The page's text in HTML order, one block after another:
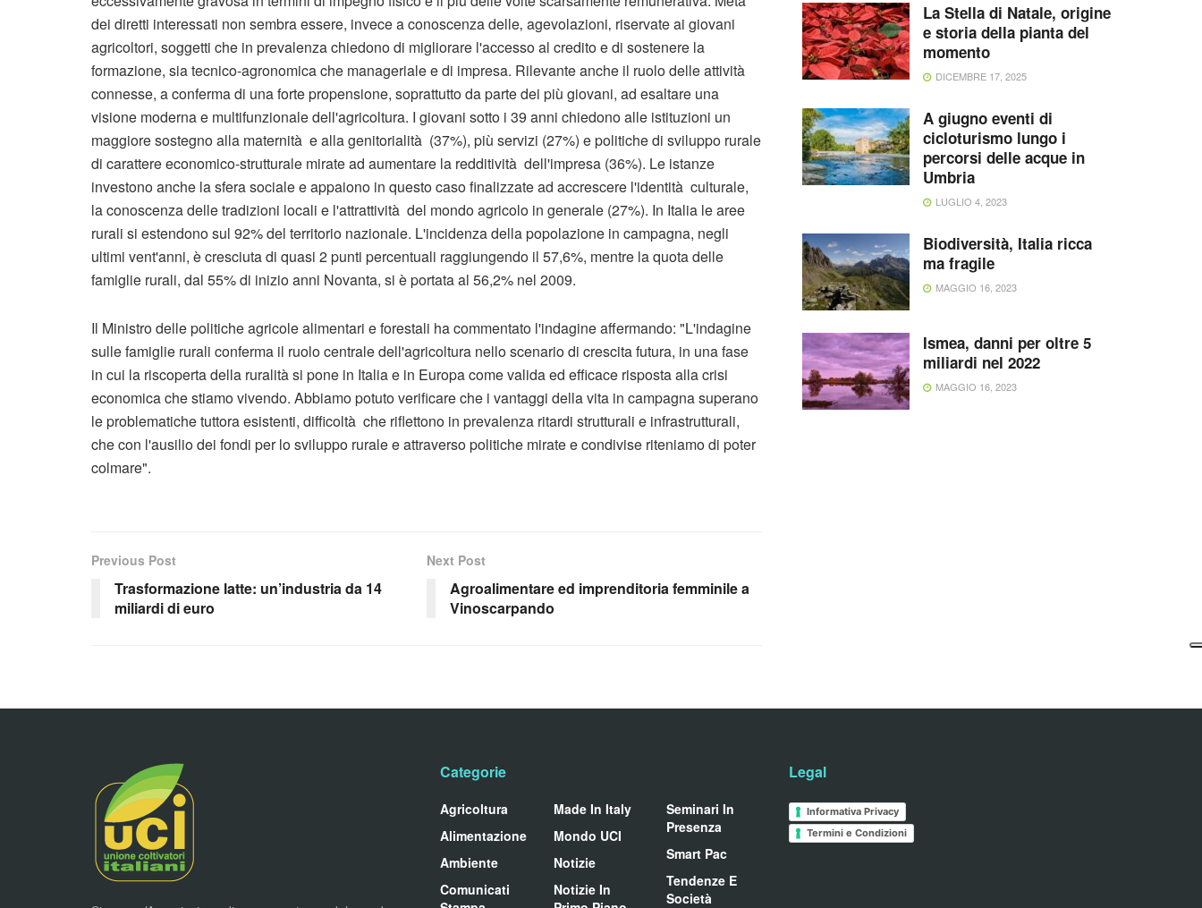
dei diretti interessati non sembra essere, invece a conoscenza delle‚ agevolazioni‚ riservate ai giovani
agricoltori, soggetti che in prevalenza chiedono di migliorare l'accesso al credito e di sostenere la
formazione, sia tecnico-agronomica che manageriale e di impresa. Rilevante anche il ruolo delle attività
connesse, a conferma di una forte propensione, soprattutto da parte dei più giovani, ad esaltare una
visione moderna e multifunzionale dell'agricoltura. I giovani sotto i 39 anni chiedono alle istituzioni un
maggiore sostegno alla maternità e alla genitorialità (37%), più servizi (27%) e politiche di sviluppo rurale
di carattere economico-strutturale mirate ad aumentare la redditività dell'impresa (36%). Le istanze
investono anche la sfera sociale e appaiono in questo caso finalizzate ad accrescere l'identità culturale,
la conoscenza delle tradizioni locali e l'attrattività del mondo agricolo in generale (27%). In Italia le aree
rurali si estendono sul 92% del territorio nazionale. L'incidenza della popolazione in campagna, negli
ultimi vent'anni, è cresciuta di quasi 2 punti percentuali raggiungendo il 57,6%, mentre la quota delle
famiglie rurali, dal 55% di inizio anni Novanta, si è portata al 56,2% nel 2009.
Il Ministro delle politiche agricole alimentari e forestali ha commentato l'indagine affermando: "L'indagine
sulle famiglie rurali conferma il ruolo centrale dell'agricoltura nello scenario di crescita futura, in una fase
in cui la riscoperta della ruralità si pone in Italia e in Europa come valida ed efficace risposta alla crisi
economica che stiamo vivendo. Abbiamo potuto verificare che i vantaggi della vita in campagna superano
le problematiche tuttora esistenti, difficoltà che riflettono in prevalenza ritardi strutturali e infrastrutturali,
che con l'ausilio dei fondi per lo sviluppo rurale e attraverso politiche mirate e condivise riteniamo di poter
colmare".
Previous Post
Trasformazione latte: un’industria da 14
miliardi di euro
Next Post
Agroalimentare ed imprenditoria femminile a
Vinoscarpando
La Stella di Natale, origine
e storia della pianta del
momento
DICEMBRE 17, 2025
A giugno eventi di
cicloturismo lungo i
percorsi delle acque in
Umbria
LUGLIO 4, 2023
Biodiversità, Italia ricca
ma fragile
MAGGIO 16, 2023
Ismea, danni per oltre 5
miliardi nel 2022
MAGGIO 16, 2023
Categorie
Agricoltura
Alimentazione
Ambiente
Comunicati
Made In Italy
Mondo UCI
Notizie
Notizie In
Seminari In
Presenza
Smart Pac
Tendenze E
Società
Legal
Informativa Privacy
Termini e Condizioni